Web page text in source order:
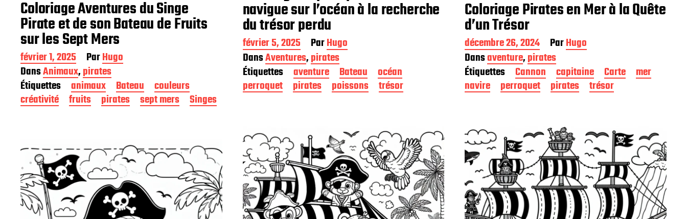
navigue sur l’océan à la recherche
du trésor perdu
D
a
t
e
d
e
l
i
c
a
t
i
o
n
février 5, 2025 ParHugo
DansAventures,pirates
Étiquettes
aventure Bateau
océan
perroquet
pirates poissons trésor
Coloriage Aventures du Singe
Pirate et de son Bateau de Fruits
sur les Sept Mers
D
a
t
e
d
e
l
c
a
t
i
o
février 1, 2025 ParHugo
DansAnimaux,pirates
Étiquettes
animaux Bateau
couleurs
créativité
fruits pirates sept mers Singes
Coloriage Pirates en Mer à la Quête
d’un Trésor
D
a
t
e
d
e
l
i
c
a
i
o
n
décembre 26, 2024 ParHugo
Dansaventure,pirates
Étiquettes
Cannon capitaine Carte
mer
navire
perroquet pirates trésor